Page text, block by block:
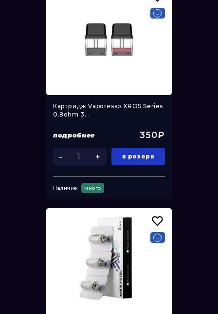
Картридж Vaporesso XROS Series
0.8ohm 3...
подробнее 350₽
- + в резерв
Наличие: много